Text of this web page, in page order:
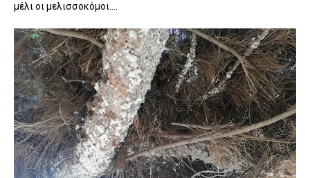
μέλι οι μελισσοκόμοι....